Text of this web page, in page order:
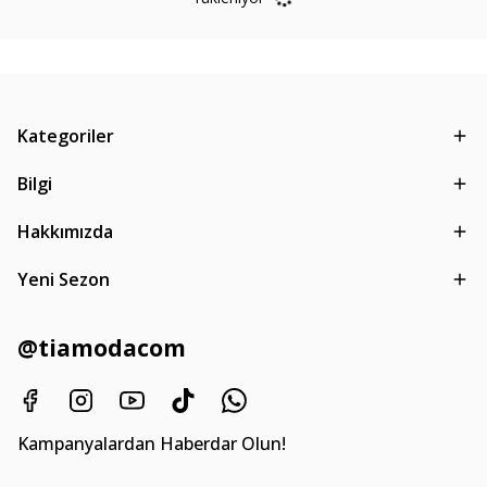
Kategoriler
Bilgi
Hakkımızda
Yeni Sezon
@tiamodacom
Kampanyalardan Haberdar Olun!